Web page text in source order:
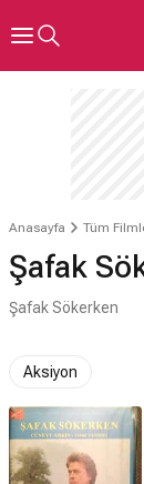
Anasayfa Tüm
Şafak
Şafak Sökerken
Aksiyon